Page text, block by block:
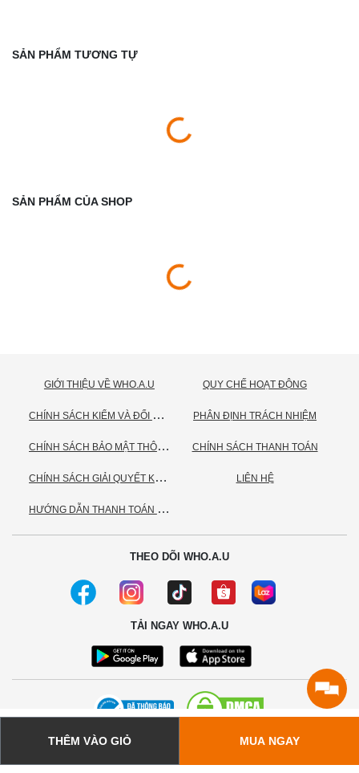
SẢN PHẨM TƯƠNG TỰ
SẢN PHẨM CỦA SHOP
THÊM VÀO GIỎ MUA NGAY
GIỚI THIỆU VỀ WHO.A.U
C
HÍNH SÁCH KIỂM VÀ ĐỔI TRẢ HÀNG
C
HÍNH SÁCH BẢO MẬT THÔNG TIN CÁ NHÂN
C
HÍNH SÁCH GIẢI QUYẾT KHIẾU NẠI
H
ƯỚNG DẪN THANH TOÁN VNPAY
QUY CHẾ HOẠT ĐỘNG
PHÂN ĐỊNH TRÁCH NHIỆM
CHÍNH SÁCH THANH TOÁN
LIÊN HỆ
THEO DÕI WHO.A.U
TẢI NGAY WHO.A.U
© 2020 - Bản quyền thuộc về Công ty TNHH TC Commerce